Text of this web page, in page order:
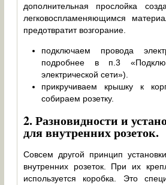
дополнительная прослойка
легковоспламеняющимся
предотвратит возгорание.
подключаем провода
подробнее в п.3
электрической сети»).
прикручиваем крышку к
собираем розетку.
2. Разновидности и
для внутренних розеток.
Совсем другой принцип
внутренних розеток. При их
используется коробка. Это